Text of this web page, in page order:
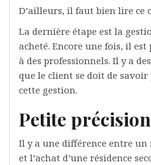
D’ailleurs, il faut bien lire ce
La dernière étape est la
acheté. Encore une fois, il
à des professionnels. Il y a
que le client se doit de
cette gestion.
Petite précision
Il y a une différence entre
et l’achat d’une résidence